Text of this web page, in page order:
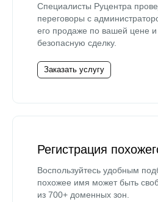
Специалисты Руцентра
переговоры с
его продаже по вашей цене и
безопасную сделку.
Заказать услугу
Регистрация
Воспользуйтесь удобным
похожее имя может быть
из 700+ доменных зон.